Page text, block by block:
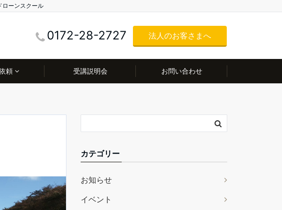
ローンスクール
0172-28-2727 法人のお客さまへ
頼 受講説明会 お問い合わせ
カテゴリー
お知らせ
イベント